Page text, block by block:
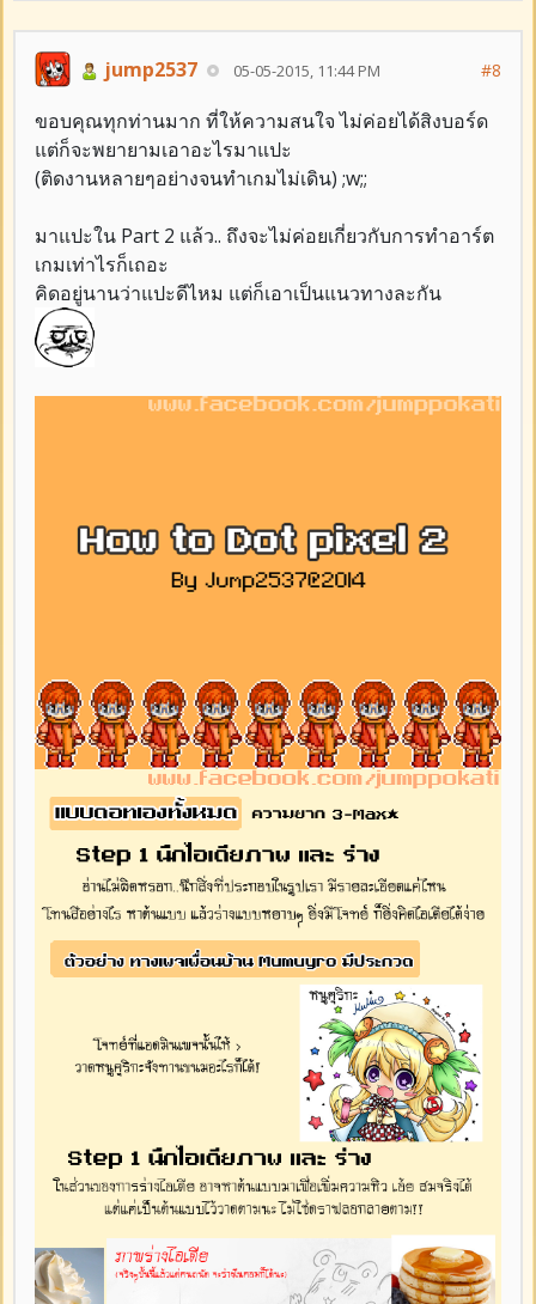
jump2537 05-05-2015, 11:44 PM #8
ขอบคุณทุกท่านมาก ที่ให้ความสนใจ ไม่ค่อยได้สิงบอร์ด
แต่ก็จะพยายามเอาอะไรมาแปะ
(ติดงานหลายๆอย่างจนทำเกมไม่เดิน) ;w;;
มาแปะใน Part 2 แล้ว.. ถึงจะไม่ค่อยเกี่ยวกับการทำอาร์ต
เกมเท่าไรก็เถอะ
คิดอยู่นานว่าแปะดีไหม แต่ก็เอาเป็นแนวทางละกัน